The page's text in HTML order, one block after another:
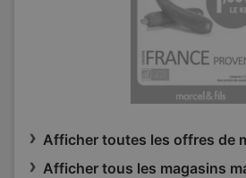
Afficher toutes les offres de
Afficher tous les magasins